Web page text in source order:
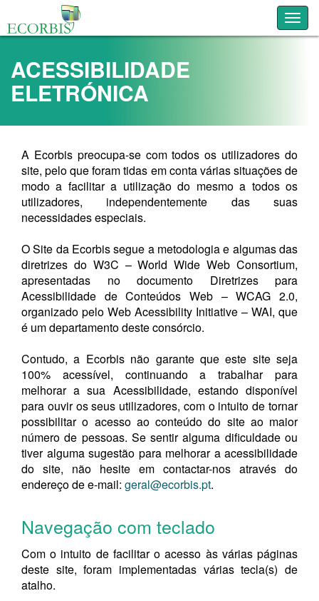
ACESSIBILIDADE
ELETRÓNICA
A Ecorbis preocupa-se com todos os utilizadores do
site, pelo que foram tidas em conta várias situações de
modo a facilitar a utilização do mesmo a todos os
utilizadores, independentemente das suas
necessidades especiais.
O Site da Ecorbis segue a metodologia e algumas das
diretrizes do W3C – World Wide Web Consortium,
apresentadas no documento Diretrizes para
Acessibilidade de Conteúdos Web – WCAG 2.0,
organizado pelo Web Acessibility Initiative – WAI, que
é um departamento deste consórcio.
Contudo, a Ecorbis não garante que este site seja
100% acessível, continuando a trabalhar para
melhorar a sua Acessibilidade, estando disponível
para ouvir os seus utilizadores, com o intuito de tornar
possibilitar o acesso ao conteúdo do site ao maior
número de pessoas. Se sentir alguma dificuldade ou
tiver alguma sugestão para melhorar a acessibilidade
do site, não hesite em contactar-nos através do
endereço de e-mail: geral@ecorbis.pt.
Navegação com teclado
Com o intuito de facilitar o acesso às várias páginas
deste site, foram implementadas várias tecla(s) de
atalho.